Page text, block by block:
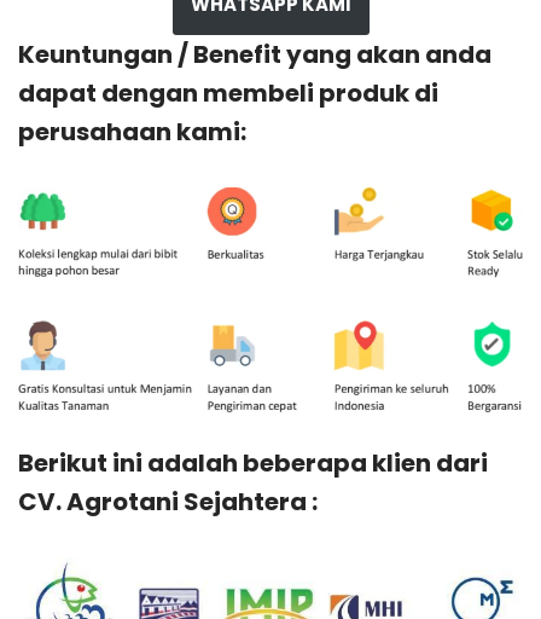
Keuntungan / Benefit yang akan anda
dapat dengan membeli produk di
perusahaan kami:
Berikut ini adalah beberapa klien dari
CV. Agrotani Sejahtera :